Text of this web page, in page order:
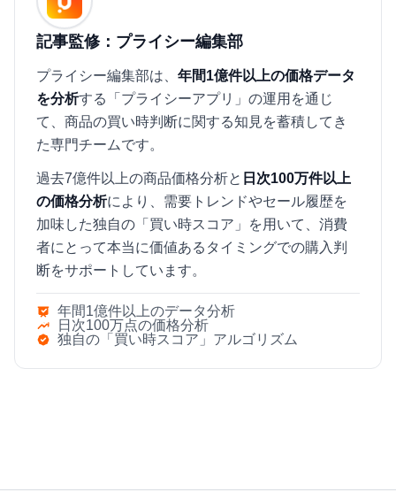
記事監修：プライシー編集部
プライシー編集部は、 年間1億件以上の価格データ
を分析する「プライシーアプリ」の運用を通じ
て、商品の買い時判断に関する知見を蓄積してき
た専門チームです。
過去7億件以上の商品価格分析と 日次100万件以上
の価格分析により、需要トレンドやセール履歴を
加味した独自の「買い時スコア」を用いて、消費
者にとって本当に価値あるタイミングでの購入判
断をサポートしています。
年間1億件以上のデータ分析
日次100万点の価格分析
独自の「買い時スコア」アルゴリズム